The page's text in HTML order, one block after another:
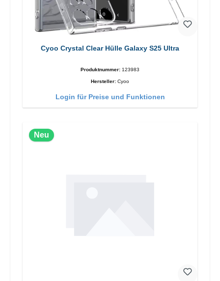
Cyoo Crystal Clear Hülle Galaxy S25 Ultra
Produktnummer: 123983
Hersteller: Cyoo
Login für Preise und Funktionen
Neu